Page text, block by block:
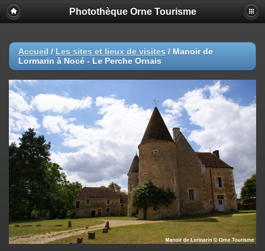
Photothèque Orne Tourisme
Accueil / Les sites et lieux de visites / Manoir de
Lormarin à Nocé - Le Perche Ornais